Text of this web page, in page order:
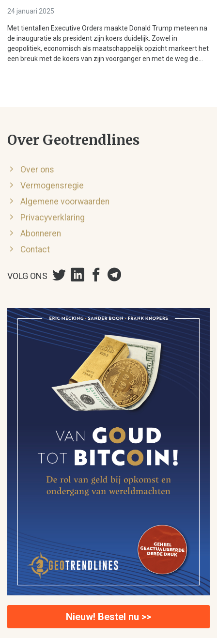
24 januari 2025
Met tientallen Executive Orders maakte Donald Trump meteen na
de inauguratie als president zijn koers duidelijk. Zowel in
geopolitiek, economisch als maatschappelijk opzicht markeert het
een breuk met de koers van zijn voorganger en met de weg die...
Over Geotrendlines
Over ons
Vermogensregie
Algemene voorwaarden
Privacyverklaring
Abonneren
Contact
VOLG ONS
Nieuw! Bestel nu >>